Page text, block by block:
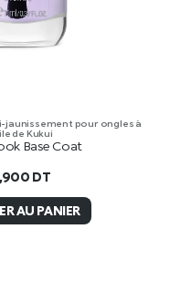
jaunissement pour ongles à
de Kukui
Base Coat
DT
AU PANIER